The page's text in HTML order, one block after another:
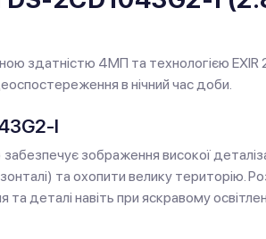
здатністю 4МП та технологією EXIR
в нічний час доби.
I
зображення високої
та охопити велику територію.
деталі навіть при яскравому